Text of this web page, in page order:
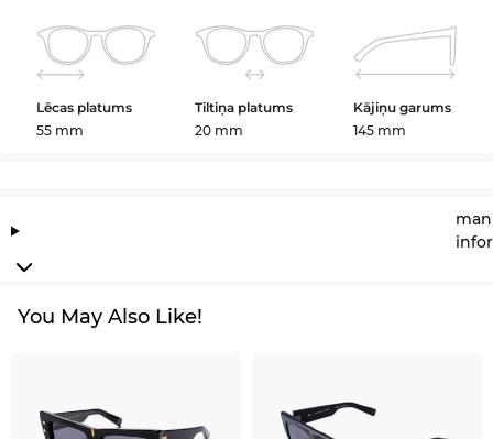
Lēcas platums
55 mm
Tiltiņa platums
20 mm
Kājiņu garums
145 mm
You May Also Like!